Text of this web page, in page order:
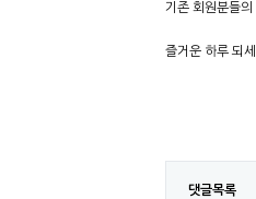
기존 회원분들
즐거운 하루 되
댓글목록